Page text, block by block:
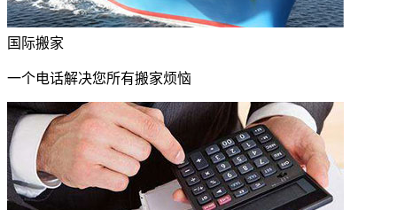
国际搬家
一个电话解决您所有搬家烦恼